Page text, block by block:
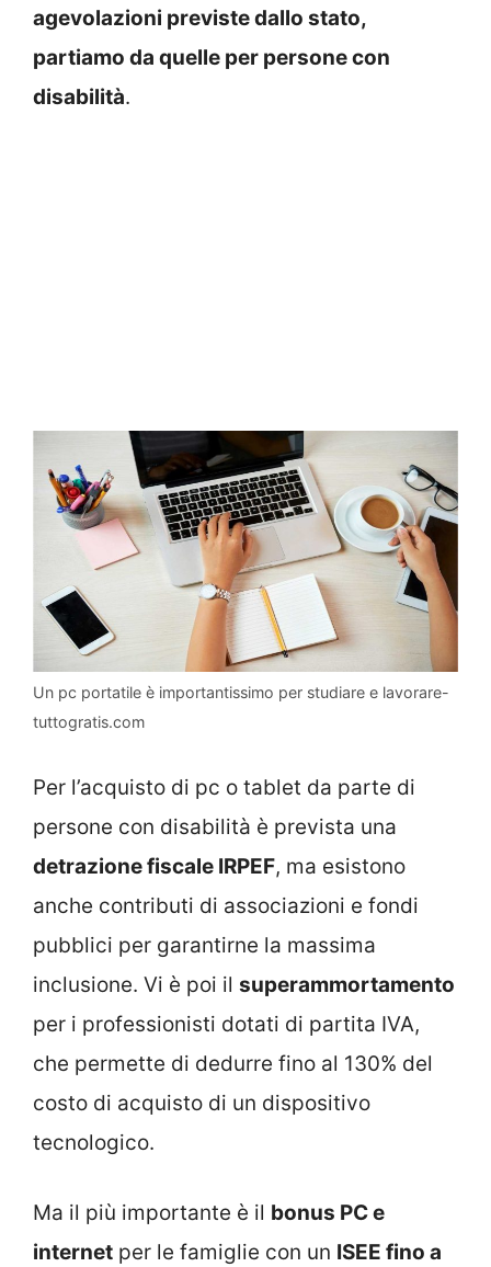
agevolazioni previste dallo stato,
partiamo da quelle per persone con
disabilità.
Un pc portatile è importantissimo per studiare e lavorare-
tuttogratis.com
Per l’acquisto di pc o tablet da parte di
persone con disabilità è prevista una
detrazione fiscale IRPEF, ma esistono
anche contributi di associazioni e fondi
pubblici per garantirne la massima
inclusione. Vi è poi il superammortamento
per i professionisti dotati di partita IVA,
che permette di dedurre fino al 130% del
costo di acquisto di un dispositivo
tecnologico.
Ma il più importante è il bonus PC e
internet per le famiglie con un ISEE fino a